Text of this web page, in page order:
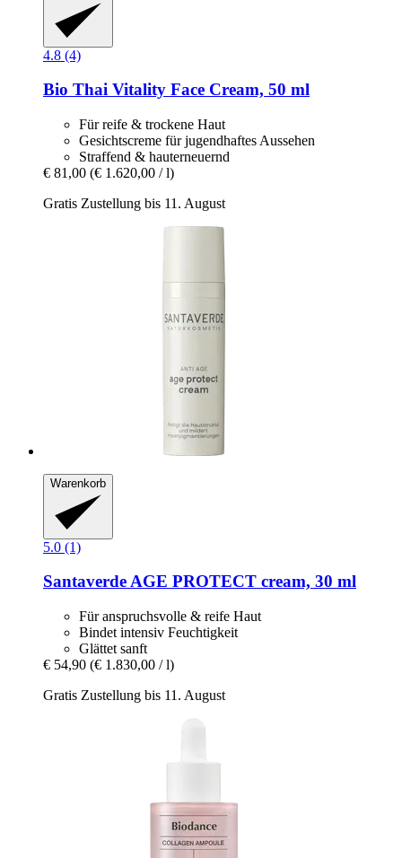
4.8 (4)
Bio Thai Vitality Face Cream, 50 ml
Für reife & trockene Haut
Gesichtscreme für jugendhaftes Aussehen
Straffend & hauterneuernd
€ 81,00 (€ 1.620,00 / l)
Gratis Zustellung bis 11. August
Warenkorb
5.0 (1)
SantaverdeAGE PROTECT cream, 30 ml
Für anspruchsvolle & reife Haut
Bindet intensiv Feuchtigkeit
Glättet sanft
€ 54,90 (€ 1.830,00 / l)
Gratis Zustellung bis 11. August